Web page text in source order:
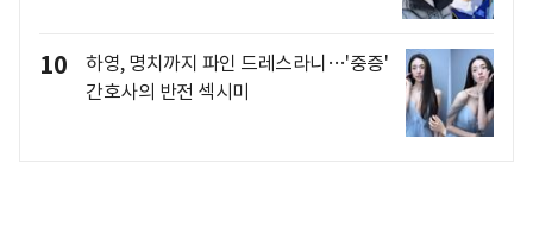
10
하영, 명치까지 파인 드레스라니…'중증'
간호사의 반전 섹시미